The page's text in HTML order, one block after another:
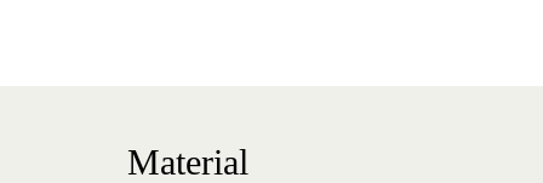
Material